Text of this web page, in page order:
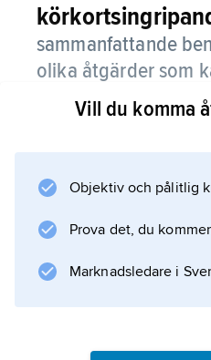
sammanfattande
olika åtgärder som
körkortsinnehavare
körkortslagen.
Information om
Vill du komma
Objektiv och pålitlig
Prova det, du
Marknadsledare i